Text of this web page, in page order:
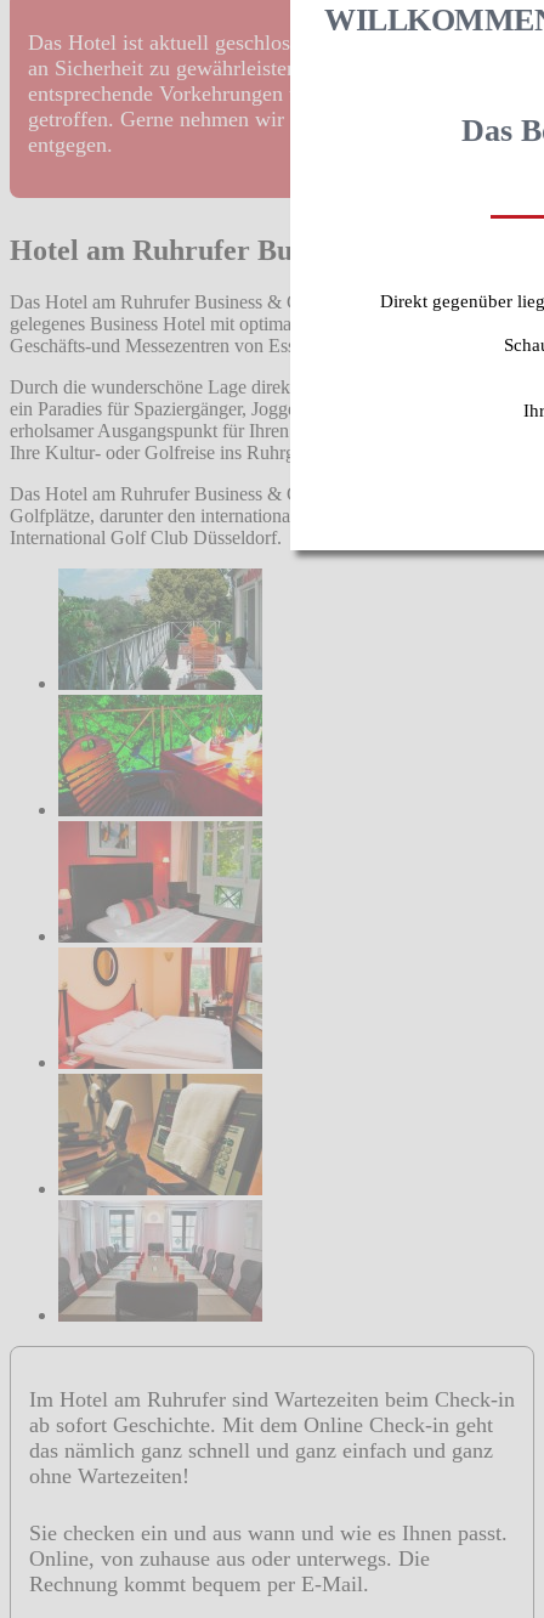
Das Hotel ist aktuell geschlossen. Um ein hohes Maß
an Sicherheit zu gewährleisten, haben wir
entsprechende Vorkehrungen und Vorsichtsmaßnahmen
getroffen. Gerne nehmen wir Ihre Buchungen
entgegen.
Hotel am Ruhrufer Business & Golf
Das Hotel am Ruhrufer Business & Golf ist ein ruhig, idyllisch
gelegenes Business Hotel mit optimaler Anbindung an die
Geschäfts-und Messezentren von Essen und Düsseldorf.
Durch die wunderschöne Lage direkt am Ruhrufer ist unser Haus
ein Paradies für Spaziergänger, Jogger und Biker sowie ein
erholsamer Ausgangspunkt für Ihren Geschäftsaufenthalt, sowie für
Ihre Kultur- oder Golfreise ins Ruhrgebiet.
Das Hotel am Ruhrufer Business & Golf verfügt über zwei
Golfplätze, darunter den international bekannten Kosaido
International Golf Club Düsseldorf.
Im Hotel am Ruhrufer sind Wartezeiten beim Check-in
ab sofort Geschichte. Mit dem Online Check-in geht
das nämlich ganz schnell und ganz einfach und ganz
ohne Wartezeiten!
Sie checken ein und aus wann und wie es Ihnen passt.
Online, von zuhause aus oder unterwegs. Die
Rechnung kommt bequem per E-Mail.
Das
Direkt gegenüber